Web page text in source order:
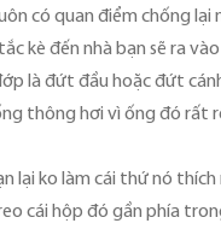
có quan điểm chống
kè đến nhà bạn sẽ ra
là đứt đầu hoặc đứt
thông hơi vì ống đó rất
lại ko làm cái thứ nó
cái hộp đó gần phía